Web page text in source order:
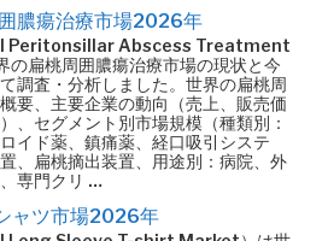
膿瘍治療市場2026年
Peritonsillar Abscess Treatment
扁桃周囲膿瘍治療市場の現状と今
調査・分析しました。世界の扁桃周
要、主要企業の動向（売上、販売価
、セグメント別市場規模（種類別：
イド薬、鎮痛薬、経口吸引システ
、扁桃摘出装置、用途別：病院、外
専門クリ …
ャツ市場2026年